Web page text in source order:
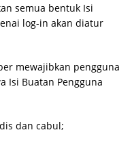
semua bentuk Isi
log-in akan diatur
mewajibkan pengguna
Isi Buatan Pengguna
dan cabul;